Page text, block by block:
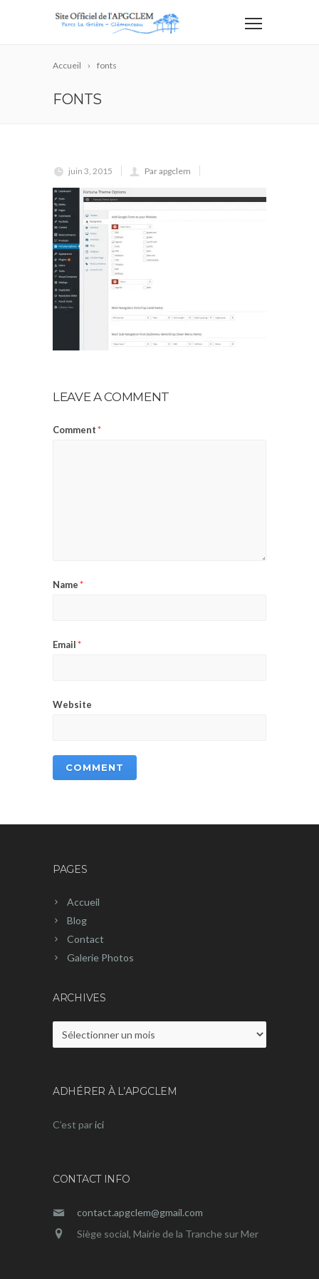
Accueil fonts
FONTS
juin 3, 2015 Par apgclem
LEAVE A COMMENT
Comment*
Name*
Email*
Website
PAGES
Accueil
Blog
Contact
Galerie Photos
ARCHIVES
Archives
ADHÉRER À L’APGCLEM
C’est parici
CONTACT INFO
contact.apgclem@gmail.com
Siège social, Mairie de la Tranche sur Mer